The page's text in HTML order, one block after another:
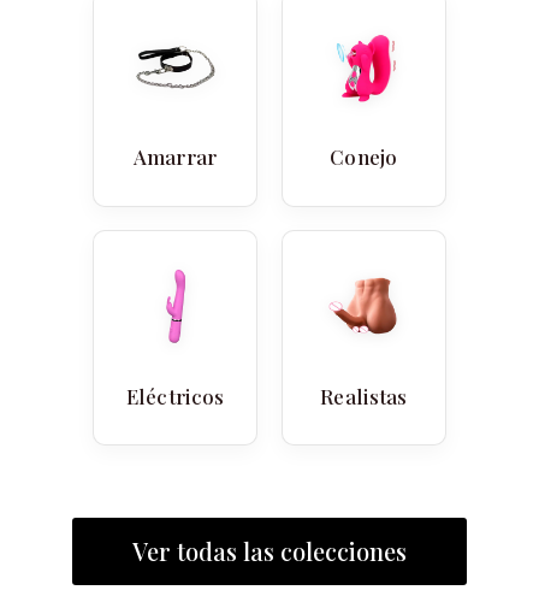
Amarrar Conejo
Eléctricos Realistas
Ver todas las colecciones